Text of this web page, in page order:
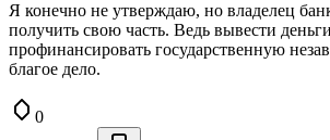
Я конечно не утверждаю, но владелец
получить свою часть. Ведь вывести
профинансировать государственную
благое дело.
0